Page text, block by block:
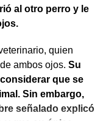
Fresnos y Vintter;
Roca y
retiró una rejilla
para evitar
al otro perro y le
quien
ambos ojos. Su
que se
Sin embargo,
señalado explicó